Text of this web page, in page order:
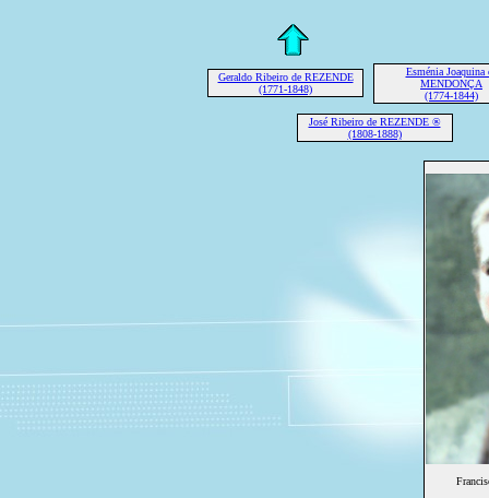
Geraldo Ribeiro de REZENDE
(1771-1848)
Esménia Joaquina
MENDONÇA
(1774-1844)
José Ribeiro de REZENDE ®
(1808-1888)